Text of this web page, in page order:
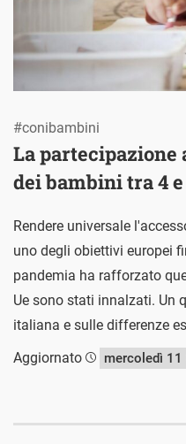
La partecipazione
dei bambini tra 4
#conibambini
Rendere universale
uno degli obiettivi europei
pandemia ha rafforzato
Ue sono stati innalzati. Un
italiana e sulle differenze
Aggiornato
mercoledì 11